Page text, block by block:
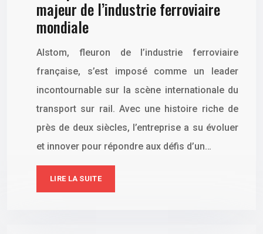
majeur de l’industrie ferroviaire
mondiale
Alstom, fleuron de l’industrie ferroviaire
française, s’est imposé comme un leader
incontournable sur la scène internationale du
transport sur rail. Avec une histoire riche de
près de deux siècles, l’entreprise a su évoluer
et innover pour répondre aux défis d’un…
LIRE LA SUITE